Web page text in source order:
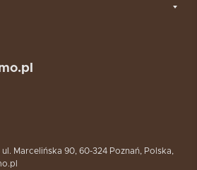
ul. Marcelińska 90, 60-324 Poznań, Polska,